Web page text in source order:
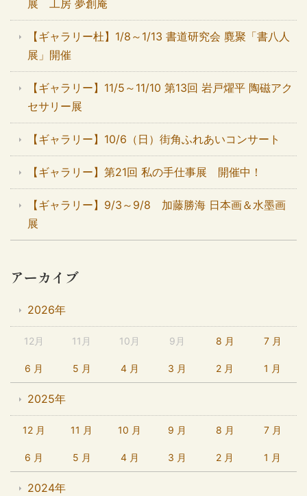
展 工房 夢創庵
【ギャラリー杜】1/8～1/13 書道研究会 麑聚「書八人
展」開催
【ギャラリー】11/5～11/10 第13回 岩戸燿平 陶磁アク
セサリー展
【ギャラリー】10/6（日）街角ふれあいコンサート
【ギャラリー】第21回 私の手仕事展 開催中！
【ギャラリー】9/3～9/8 加藤勝海 日本画＆水墨画
展
アーカイブ
2026年
12月 11月 10月 9月 8 月 7 月
6 月 5 月 4 月 3 月 2 月 1 月
2025年
12 月 11 月 10 月 9 月 8 月 7 月
6 月 5 月 4 月 3 月 2 月 1 月
2024年